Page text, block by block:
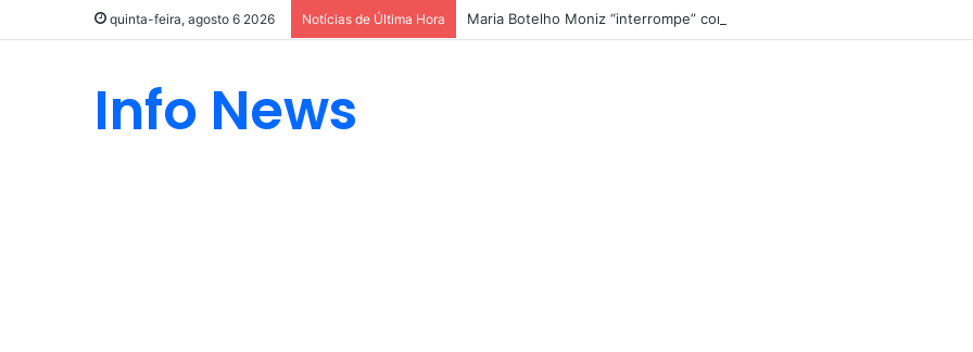
quinta-feira, agosto 6 2026 Notícias de Última Hora Maria Botelho Moniz “interrompe” confessionário
Info News